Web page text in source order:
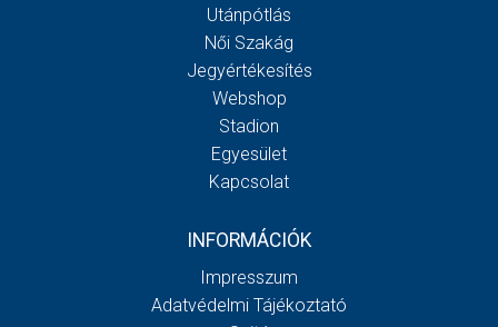
Utánpótlás
Női Szakág
Jegyértékesítés
Webshop
Stadion
Egyesület
Kapcsolat
INFORMÁCIÓK
Impresszum
Adatvédelmi Tájékoztató